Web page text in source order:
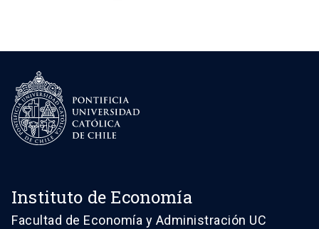
Instituto de Economía
Facultad de Economía y Administración UC